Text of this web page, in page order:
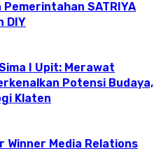
SATRIYA
DIY
I Upit: Merawat
Potensi Budaya,
Klaten
Winner Media Relations